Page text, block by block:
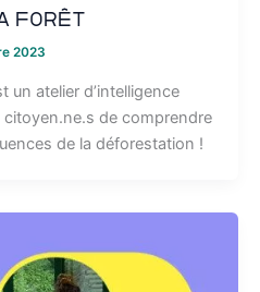
Forêt
2023
un atelier d’intelligence
de comprendre
de la déforestation !